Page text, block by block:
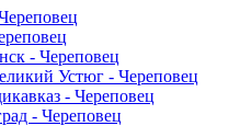
- Череповец
Устюг - Череповец
- Череповец
- Череповец